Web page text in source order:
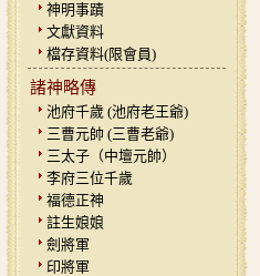
神明事蹟
文獻資料
檔存資料(限會員)
諸神略傳
池府千歲 (池府老王爺)
三曹元帥 (三曹老爺)
三太子（中壇元帥）
李府三位千歲
福德正神
註生娘娘
劍將軍
印將軍